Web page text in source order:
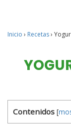
Inicio › Recetas›
Contenidos [